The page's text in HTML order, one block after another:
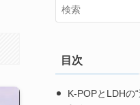
目次
K-POPとLDHの